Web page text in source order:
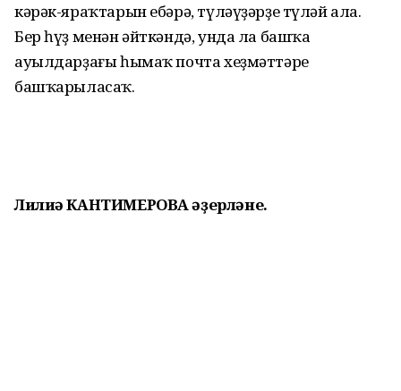
кәрәк-яраҡтарын ебәрә, түләүҙәрҙе түләй ала.
Бер һүҙ менән әйткәндә, унда ла башҡа
ауылдарҙағы һымаҡ почта хеҙмәттәре
башҡарыласаҡ.
Лилиә КАНТИМЕРОВА әҙерләне.